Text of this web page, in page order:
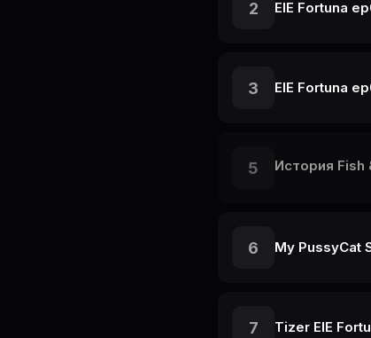
2 ElE Fortuna
3 ElE Fortuna
5 История
6 My PussyCat
7 Tizer ElE